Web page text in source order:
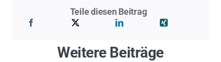
Teile diesen Beitrag
Weitere Beiträge